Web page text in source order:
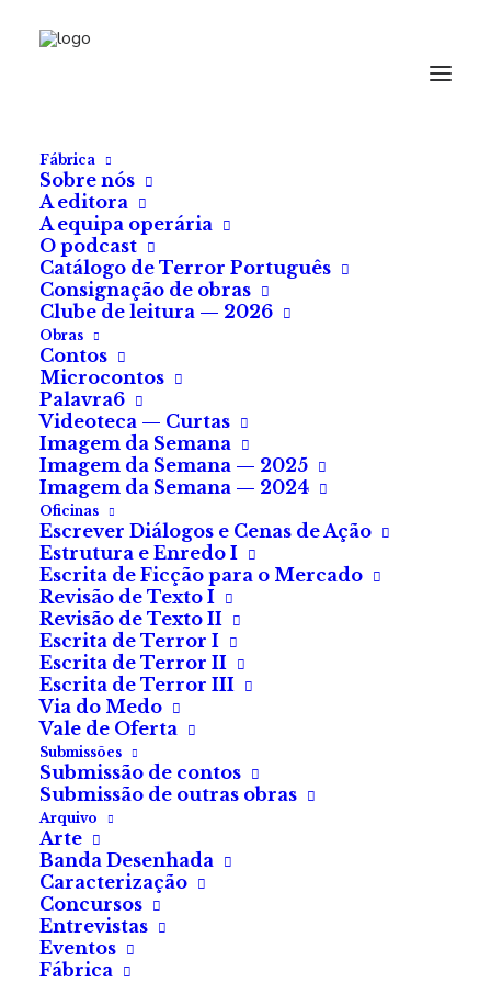
Fábrica
Sobre nós
A editora
A equipa operária
O podcast
Catálogo de Terror Português
Consignação de obras
Clube de leitura — 2026
Obras
Contos
Microcontos
Palavra6
Videoteca — Curtas
Imagem da Semana
Imagem da Semana — 2025
Imagem da Semana — 2024
Oficinas
Escrever Diálogos e Cenas de Ação
Estrutura e Enredo I
Escrita de Ficção para o Mercado
Revisão de Texto I
Revisão de Texto II
Escrita de Terror I
Escrita de Terror II
Escrita de Terror III
Via do Medo
Vale de Oferta
Submissões
Submissão de contos
Submissão de outras obras
Arquivo
Arte
Banda Desenhada
Caracterização
Concursos
Entrevistas
Eventos
Fábrica
O Pai
Há anos que não via o meu pai. Anos.
Eu nem sequer andava ainda na escola quando a
minha mãe pegou em mim, certo dia, e me sentou no
banco de trás do
segurança, atirou com duas mochilas para o porta-
bagagens e pôs-se à estrada. Disse, olhando-me
pelo espelho retrovisor, com aqueles olhos vermelhos
de tanto chorar:
— Mato-te se algum dia aqui voltares, Luís Filipe.
Mato-te.
Tive de voltar.
Suponho que seja compreensível. Tanto tempo sem
uma explicação válida para tamanha proibição, mesmo
quando pedia, agarrado a ela, para convidar o pai a
almoçar connosco, a passar um fim de semana. A
ligar-lhe, pelo menos; a deixar-me falar com ele pelo
telefone. «Nem pensar, Luís Filipe». «Nem depois de
morta, Luís Filipe». Era só nestas alturas que me
chamava assim, «Luís Filipe», e eu sabia que era
escusado insistir.
Mas tive de voltar.